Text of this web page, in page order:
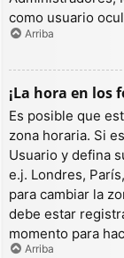
como usuario
Arriba
¡La hora en los
Es posible que
zona horaria. Si
Usuario y defina
e.j. Londres,
para cambiar la
debe estar
momento para
Arriba